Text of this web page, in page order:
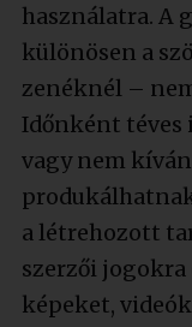
használatra. A
különösen a
zenéknél –
Időnként
vagy nem
a létrehozott
szerzői jogokra
képeket,